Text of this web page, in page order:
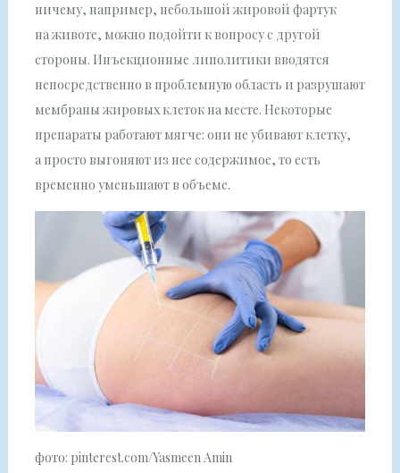
ничему, например, небольшой жировой фартук
на животе, можно подойти к вопросу с другой
стороны. Инъекционные липолитики вводятся
непосредственно в проблемную область и разрушают
мембраны жировых клеток на месте. Некоторые
препараты работают мягче: они не убивают клетку,
а просто выгоняют из нее содержимое, то есть
временно уменьшают в объеме.
фото: pinterest.com/Yasmeen Amin